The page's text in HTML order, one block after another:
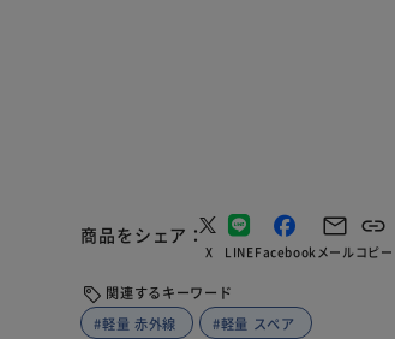
商品をシェア
X LINEFacebookメールコピー
関連するキーワード
#軽量 赤外線
#軽量 スペア